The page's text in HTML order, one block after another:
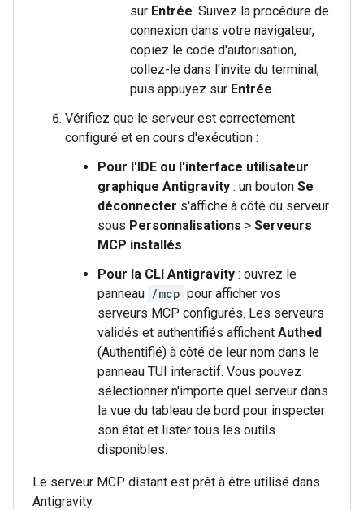
sur Entrée. Suivez la procédure de
connexion dans votre navigateur,
copiez le code d'autorisation,
collez-le dans l'invite du terminal,
puis appuyez sur Entrée.
Vérifiez que le serveur est correctement
configuré et en cours d'exécution :
Pour l'IDE ou l'interface utilisateur
graphique Antigravity : un bouton Se
déconnecter s'affiche à côté du serveur
sous Personnalisations > Serveurs
MCP installés.
Pour la CLI Antigravity : ouvrez le
panneau /mcp pour afficher vos
serveurs MCP configurés. Les serveurs
validés et authentifiés affichent Authed
(Authentifié) à côté de leur nom dans le
panneau TUI interactif. Vous pouvez
sélectionner n'importe quel serveur dans
la vue du tableau de bord pour inspecter
son état et lister tous les outils
disponibles.
Le serveur MCP distant est prêt à être utilisé dans
Antigravity.